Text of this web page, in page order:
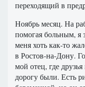
переходящий в
Ноябрь месяц. На
помогая больным, я
меня хоть как-то
в Ростов-на-Дону.
мой отец, где
дорогу были. Есть